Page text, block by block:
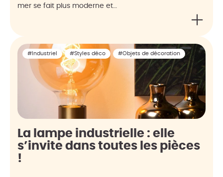
mer se fait plus moderne et…
#Industriel #Styles déco #Objets de décoration
La lampe industrielle : elle
s’invite dans toutes les pièces
!